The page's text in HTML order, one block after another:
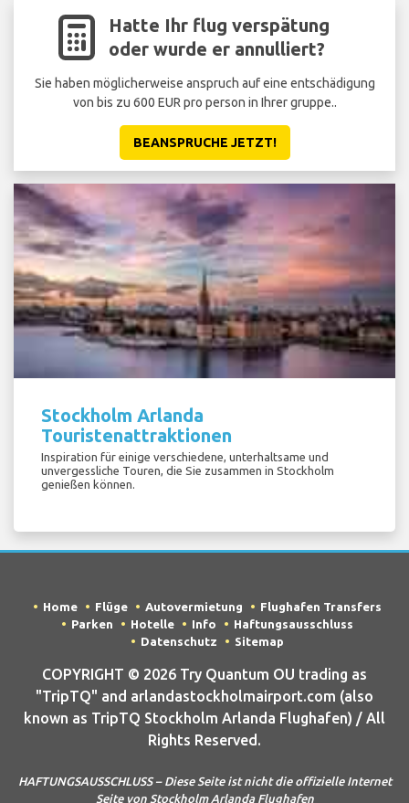
Hatte Ihr flug verspätung
oder wurde er annulliert?
Sie haben möglicherweise anspruch auf eine entschädigung
von bis zu 600 EUR pro person in Ihrer gruppe..
BEANSPRUCHE JETZT!
Stockholm Arlanda
Touristenattraktionen
Inspiration für einige verschiedene, unterhaltsame und
unvergessliche Touren, die Sie zusammen in Stockholm
genießen können.
Home Flüge Autovermietung
Flughafen Transfers
Parken
Hotelle Info
Haftungsausschluss
Datenschutz
Sitemap
COPYRIGHT © 2026 Try Quantum OU trading as
"TripTQ" and arlandastockholmairport.com (also
known as TripTQ Stockholm Arlanda Flughafen) / All
Rights Reserved.
HAFTUNGSAUSSCHLUSS – Diese Seite ist nicht die offizielle Internet
Seite von Stockholm Arlanda Flughafen